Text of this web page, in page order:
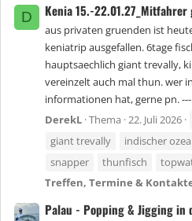
D Kenia 15.-
aus privaten gruenden ist
keniatrip ausgefallen. 6tage
hauptsaechlich giant trevally,
vereinzelt auch mal thun. wer
informationen hat, gerne pn.
DerekL Thema 22. Juli 2026
giant trevally
indischer
snapper
thunfisch
Treffen, Termine &
Palau - Popping & Jigging in